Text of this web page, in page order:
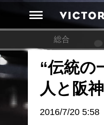
総合
“伝統
人と阪神
2016/7/20 5:58